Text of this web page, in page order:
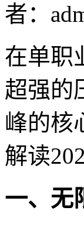
者：
在单职
超强的
峰的核
解读
一、无